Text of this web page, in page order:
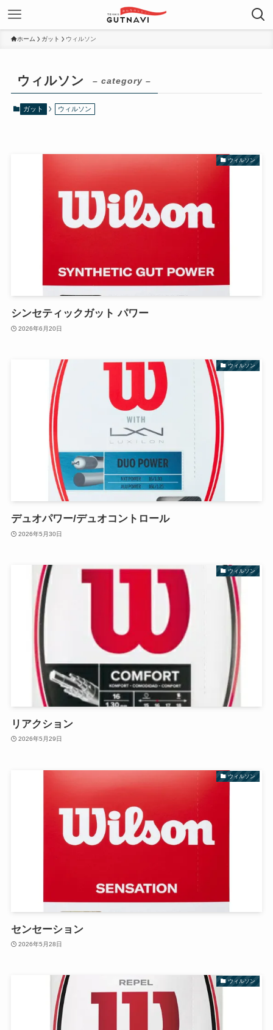
ホーム ガット ウィルソン
ウィルソン – category –
ガット ウィルソン
ウィルソン
シンセティックガット パワー
2026年6月20日
ウィルソン
デュオパワー/デュオコントロール
2026年5月30日
ウィルソン
リアクション
2026年5月29日
ウィルソン
センセーション
2026年5月28日
ウィルソン